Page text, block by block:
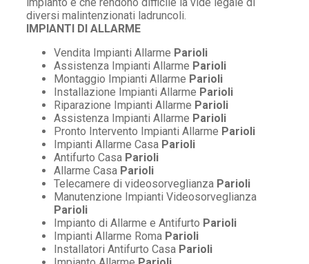
diversi malintenzionati ladruncoli.
IMPIANTI DI ALLARME
Vendita Impianti Allarme Parioli
Assistenza Impianti Allarme Parioli
Montaggio Impianti Allarme Parioli
Installazione Impianti Allarme Parioli
Riparazione Impianti Allarme Parioli
Assistenza Impianti Allarme Parioli
Pronto Intervento Impianti Allarme Parioli
Impianti Allarme Casa Parioli
Antifurto Casa Parioli
Allarme Casa Parioli
Telecamere di videosorveglianza Parioli
Manutenzione Impianti Videosorveglianza
Parioli
Impianto di Allarme e Antifurto Parioli
Impianti Allarme Roma Parioli
Installatori Antifurto Casa Parioli